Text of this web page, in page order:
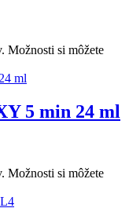
Možnosti si môžete
5 min 24 ml
Možnosti si môžete